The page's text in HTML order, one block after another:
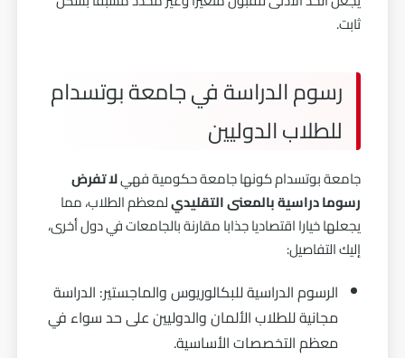
ثابت.
رسوم الدراسة في جامعة بوتسدام
للطلاب الدوليين
جامعة بوتسدام كونها جامعة حكومية فهيلا تفرض
رسوما دراسية بالمعنى التقليديلمعظم الطلاب، مما
يجعلها خيارا اقتصاديا جذابا مقارنة بالجامعات في دول أخرى،
إليك التفاصيل:
الرسوم الدراسية للبكالوريوس والماجستير: الدراسة
مجانية للطلاب الألمان والدوليين على حد سواء في
معظم التخصصات الأساسية.